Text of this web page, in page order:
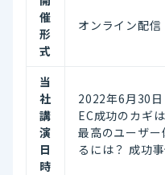
催
形
式
オンライン配信
当
社
講
演
日
時
2022年6月30
EC成功のカギ
最高のユーザ
るには？ 成功